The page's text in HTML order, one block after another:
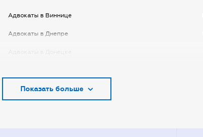
Адвокаты в Виннице
Адвокаты в Днепре
Адвокаты в Киеве
Показать больше